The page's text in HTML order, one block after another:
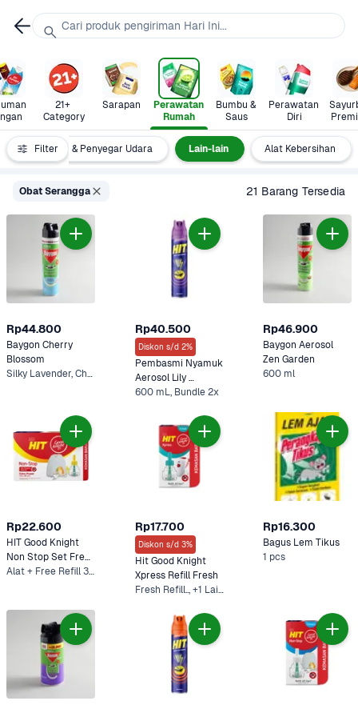
21+
Category
Sarapan
Perawatan
Rumah
Bumbu &
Saus
Perawatan
Diri
Filter
Pengharum & Penyegar Udara Lain-lain Alat Kebersihan
Obat Serangga 21 Barang Tersedia
Rp44.800
Baygon Cherry
Blossom
Silky Lavender, Cherry Blossom +1 Lainnya
Rp40.500
Diskon s/d 2%
Pembasmi Nyamuk
Aerosol Lily
Blossom HIT
600 mL, Bundle 2x
Rp46.900
Baygon Aerosol
600 ml
Rp22.600
HIT Good Knight
Non Stop Set Free
Refill
Alat + Free Refill 35 ml
Rp17.700
Diskon s/d 3%
Hit Good Knight
Xpress Refill Fresh
Fresh Refill.., +1 Lainnya
Rp16.300
Bagus Lem Tikus
1 pcs
Cari produk pengiriman Hari Ini...